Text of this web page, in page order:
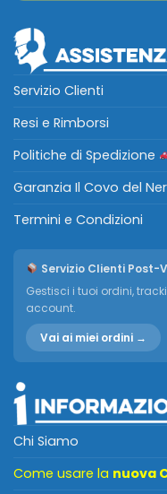
Servizio Clienti
Resi e Rimborsi
Politiche di Spedizione
Garanzia Il Covo del
Termini e Condizioni
Servizio Clienti Post-
Gestisci i tuoi ordini,
account.
Vai ai miei ordini →
Chi Siamo
Come usare la nuova